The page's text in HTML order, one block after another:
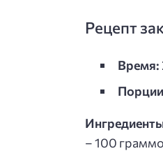
Рецепт
Время:
– 100